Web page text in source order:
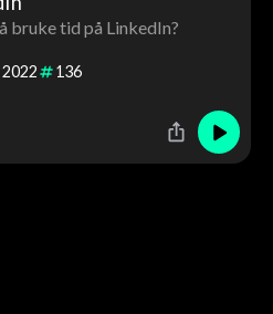
bruke tid på LinkedIn?
2022 136